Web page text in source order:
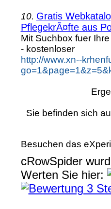
10. Gratis
PflegekrÃ¤fte aus
Mit Suchbox fuer
- kostenloser
http://www.xn--
Sie befinden sich
Besuchen das
cRowSpider
Werten Sie hier: